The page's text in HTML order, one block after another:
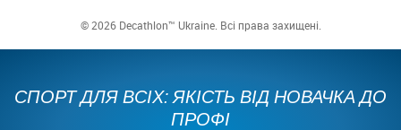
© 2026 Decathlon™ Ukraine. Всі права захищені.
СПОРТ ДЛЯ ВСІХ: ЯКІСТЬ ВІД НОВАЧКА ДО
ПРОФІ